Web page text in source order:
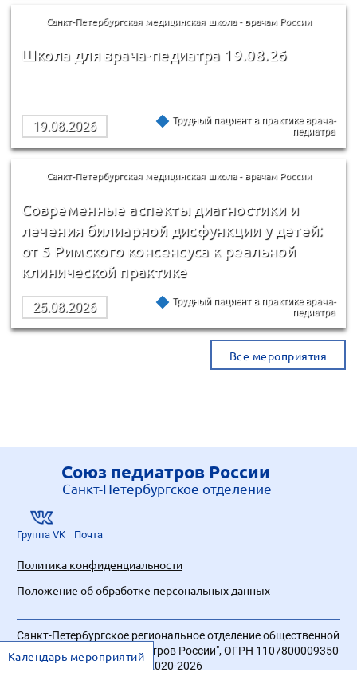
Санкт-Петербургская медицинская школа - врачам России
Школа для врача-педиатра 19.08.26
19.08.2026
Трудный пациент в практике врача-
педиатра
Санкт-Петербургская медицинская школа - врачам России
Современные аспекты диагностики и
лечения билиарной дисфункции у детей:
от 5 Римского консенсуса к реальной
клинической практике
25.08.2026
Трудный пациент в практике врача-
педиатра
Все мероприятия
Союз педиатров России
Санкт-Петербургское отделение
Группа VK Почта
Политика конфиденциальности
Положение об обработке персональных данных
Санкт-Петербургское региональное отделение общественной
организации "Союз педиатров России", ОГРН 1107800009350
| Все права защищены © 2020-2026
Календарь мероприятий